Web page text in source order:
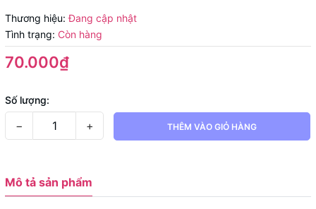
Thương hiệu: Đang cập nhật
Tình trạng: Còn hàng
70.000₫
Số lượng:
− + THÊM VÀO GIỎ HÀNG
Mô tả sản phẩm